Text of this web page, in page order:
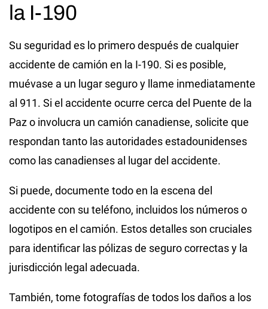
la I-190
Su seguridad es lo primero después de cualquier
accidente de camión en la I-190. Si es posible,
muévase a un lugar seguro y llame inmediatamente
al 911. Si el accidente ocurre cerca del Puente de la
Paz o involucra un camión canadiense, solicite que
respondan tanto las autoridades estadounidenses
como las canadienses al lugar del accidente.
Si puede, documente todo en la escena del
accidente con su teléfono, incluidos los números o
logotipos en el camión. Estos detalles son cruciales
para identificar las pólizas de seguro correctas y la
jurisdicción legal adecuada.
También, tome fotografías de todos los daños a los